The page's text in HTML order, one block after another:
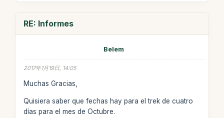
RE: Informes
Belem
2017年1月19日, 14:05
Muchas Gracias,
Quisiera saber que fechas hay para el trek de cuatro
días para el mes de Octubre.